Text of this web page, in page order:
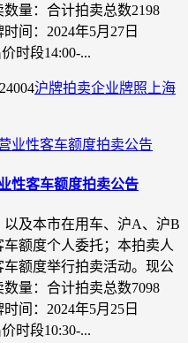
量：合计拍卖总数2198
间：2024年5月27日
时段14:00-...
沪牌拍卖企业牌照 上海
性客车额度拍卖公告
及本市在用车、沪A、沪B
额度个人委托；本拍卖人
额度举行拍卖活动。现公
量：合计拍卖总数7098
间：2024年5月25日
时段10:30-...